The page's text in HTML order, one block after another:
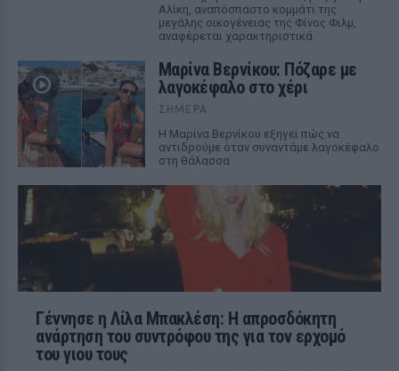
Αλίκη, αναπόσπαστο κομμάτι της
μεγάλης οικογένειας της Φίνος Φιλμ,
αναφέρεται χαρακτηριστικά
Μαρίνα Βερνίκου: Πόζαρε με
λαγοκέφαλο στο χέρι
ΣΉΜΕΡΑ
Η Μαρίνα Βερνίκου εξηγεί πώς να
αντιδρούμε όταν συναντάμε λαγοκέφαλο
στη θάλασσα
Γέννησε η Λίλα Μπακλέση: Η απροσδόκητη
ανάρτηση του συντρόφου της για τον ερχομό
του γιου τους